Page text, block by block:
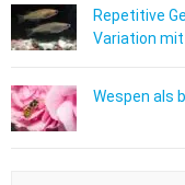
Repetitive
Variation
Wespen als